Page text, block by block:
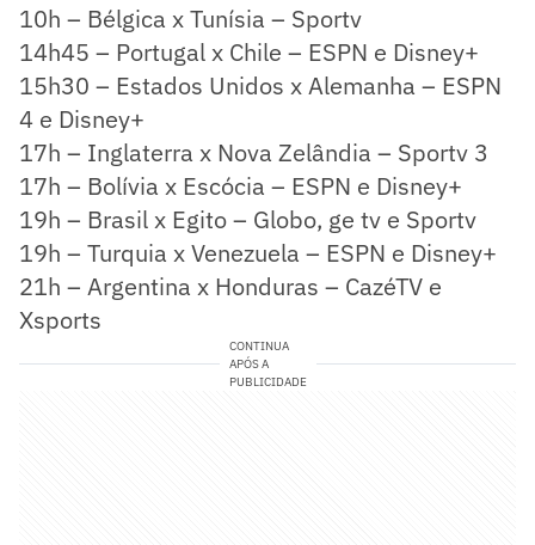
10h – Bélgica x Tunísia – Sportv
14h45 – Portugal x Chile – ESPN e Disney+
15h30 – Estados Unidos x Alemanha – ESPN
4 e Disney+
17h – Inglaterra x Nova Zelândia – Sportv 3
17h – Bolívia x Escócia – ESPN e Disney+
19h – Brasil x Egito – Globo, ge tv e Sportv
19h – Turquia x Venezuela – ESPN e Disney+
21h – Argentina x Honduras – CazéTV e
Xsports
CONTINUA
APÓS A
PUBLICIDADE